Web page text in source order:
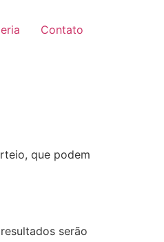
Contato
que podem
serão